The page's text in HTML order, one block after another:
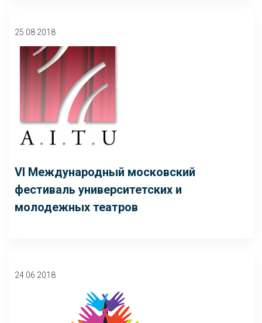
25 08 2018
VI Международный московский
фестиваль университетских и
молодежных театров
24 06 2018